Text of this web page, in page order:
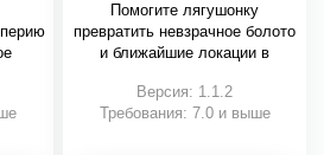
Помогите лягушонку
превратить невзрачное болото
и ближайшие локации в
Версия: 1.1.2
Требования: 7.0 и выше